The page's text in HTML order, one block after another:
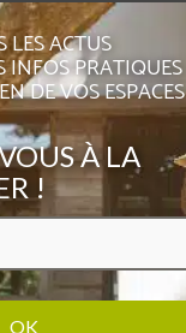
LES ACTUS
INFOS PRATIQUES
DE VOS ESPACES
À LA
!